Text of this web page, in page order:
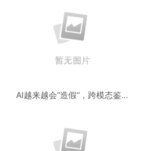
AI越来越会“造假“，跨模态鉴伪